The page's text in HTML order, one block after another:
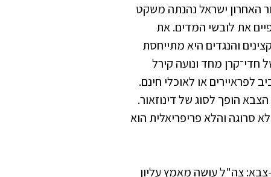
האחרון ישראל נהנתה משקט
את לובשי המדים. את
והנגדים היא מתייחסת
חדי־קרן מחד ונועה קירל
לפראיירים או לאוכלי חינם.
הופך לסוג של דינוזאור.
סרוגה והלא פריפריאלית הוא
צה"ל עושה מאמץ עליון